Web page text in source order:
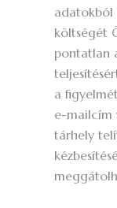
adatokból
költségét
pontatlan
a
e-mailcím
tárhely